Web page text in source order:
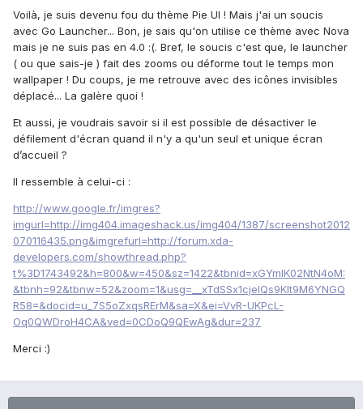
Voilà, je suis devenu fou du thème Pie UI ! Mais j'ai un soucis
avec Go Launcher... Bon, je sais qu'on utilise ce thème avec Nova
mais je ne suis pas en 4.0 :(. Bref, le soucis c'est que, le launcher
( ou que sais-je ) fait des zooms ou déforme tout le temps mon
wallpaper ! Du coups, je me retrouve avec des icônes invisibles
déplacé... La galère quoi !
Et aussi, je voudrais savoir si il est possible de désactiver le
défilement d'écran quand il n'y a qu'un seul et unique écran
d’accueil ?
Il ressemble à celui-ci :
http://www.google.fr/imgres?
imgurl=http://img404.imageshack.us/img404/1387/screenshot2012
070116435.png&imgrefurl=http://forum.xda-
developers.com/showthread.php?
t%3D1743492&h=800&w=450&sz=1422&tbnid=xGYmIK02NtN4oM:
&tbnh=92&tbnw=52&zoom=1&usg=__xTdSSx1cjelQs9Klt9M6YNGQ
R58=&docid=u_7S5oZxqsRErM&sa=X&ei=VvR-UKPcL-
Oq0QWDroH4CA&ved=0CDoQ9QEwAg&dur=237
Merci :)